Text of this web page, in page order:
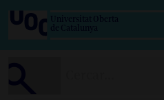
Universitat Oberta
de Catalunya